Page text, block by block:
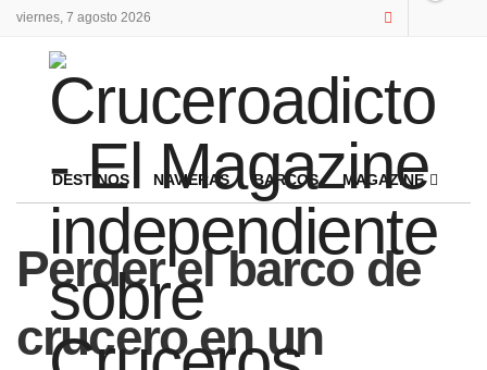
viernes, 7 agosto 2026
DESTINOS NAVIERAS BARCOS MAGAZINE
Perder el barco de
crucero en un